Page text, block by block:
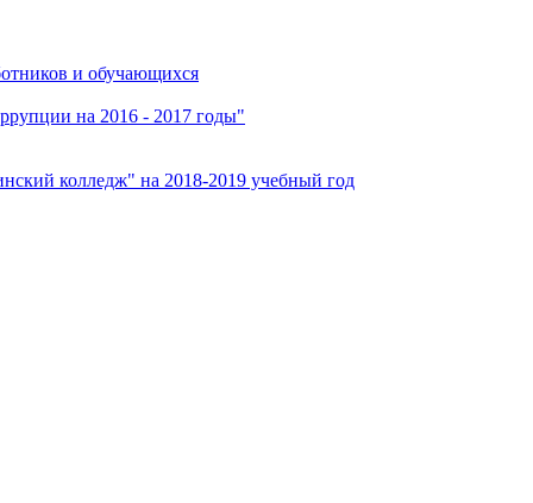
и обучающихся
на 2016 - 2017 годы"
колледж" на 2018-2019 учебный год